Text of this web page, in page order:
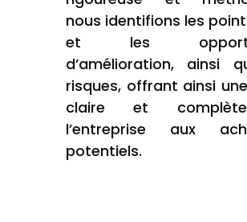
nous identifions les
et les
d’amélioration, ainsi
risques, offrant ainsi
claire et
l’entreprise aux
potentiels.